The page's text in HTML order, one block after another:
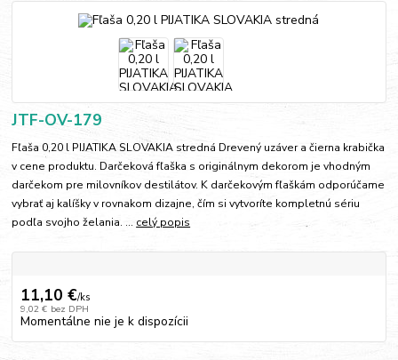
JTF-OV-179
Fľaša 0,20 l PIJATIKA SLOVAKIA stredná Drevený uzáver a čierna krabička
v cene produktu. Darčeková fľaška s originálnym dekorom je vhodným
darčekom pre milovníkov destilátov. K darčekovým fľaškám odporúčame
vybrať aj kalíšky v rovnakom dizajne, čím si vytvoríte kompletnú sériu
podľa svojho želania. ... celý popis
11,10 €/ks
9,02 € bez DPH
Momentálne nie je k dispozícii